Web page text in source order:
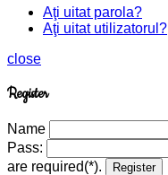
Aţi uitat parola?
Aţi uitat utilizatorul?
close
Register
Name
Pass:
are required(*).